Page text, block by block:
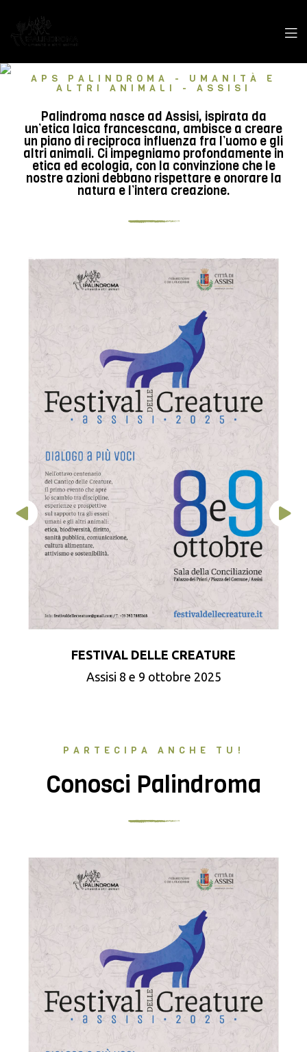
APS PALINDROMA - UMANITÀ E
ALTRI ANIMALI - ASSISI
Palindroma nasce ad Assisi, ispirata da
un’etica laica francescana, ambisce a creare
un piano di reciproca influenza fra l’uomo e gli
altri animali. Ci impegniamo profondamente in
etica ed ecologia, con la convinzione che le
nostre azioni debbano rispettare e onorare la
natura e l’intera creazione.
FESTIVAL DELLE CREATURE
Assisi 8 e 9 ottobre 2025
PARTECIPA ANCHE TU!
Conosci Palindroma